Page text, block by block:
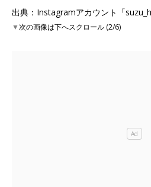
出典：Instagramアカウント「
▼次の画像は下へスクロール (2/6)